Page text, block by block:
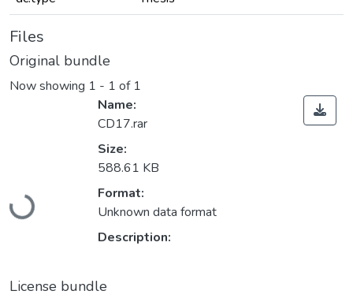
Files
Original bundle
Now showing 1 - 1 of 1
Loading...
Name:
CD17.rar
Size:
588.61 KB
Format:
Unknown data format
Description:
License bundle